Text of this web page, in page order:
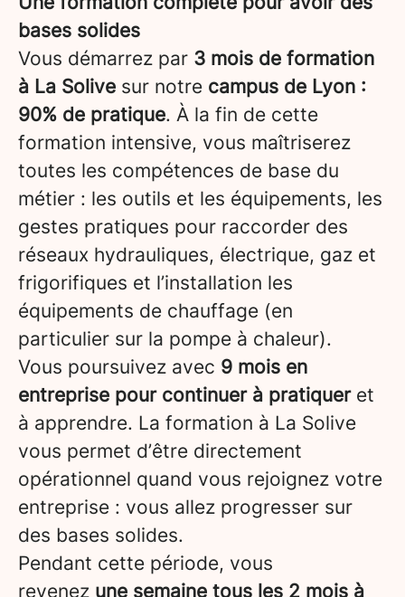
bases solides
Vous démarrez par 3 mois de formation
à La Solive sur notre campus de Lyon :
90% de pratique. À la fin de cette
formation intensive, vous maîtriserez
toutes les compétences de base du
métier : les outils et les équipements, les
gestes pratiques pour raccorder des
réseaux hydrauliques, électrique, gaz et
frigorifiques et l’installation les
équipements de chauffage (en
particulier sur la pompe à chaleur).
Vous poursuivez avec 9 mois en
entreprise pour continuer à pratiqueret
à apprendre. La formation à La Solive
vous permet d’être directement
opérationnel quand vous rejoignez votre
entreprise : vous allez progresser sur
des bases solides.
Pendant cette période, vous
revenez une semaine tous les 2 mois à